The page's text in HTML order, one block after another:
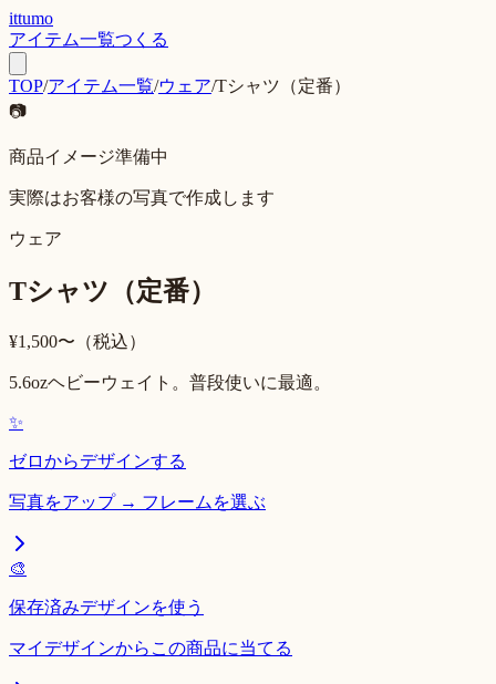
ittumo
アイテム一覧つくる
TOP/アイテム一覧/ウェア/Tシャツ（定番）
📷
商品イメージ準備中
実際はお客様の写真で作成します
ウェア
Tシャツ（定番）
¥1,500〜（税込）
5.6ozヘビーウェイト。普段使いに最適。
✨
ゼロからデザインする
写真をアップ → フレームを選ぶ
🎨
保存済みデザインを使う
マイデザインからこの商品に当てる